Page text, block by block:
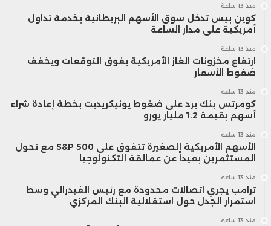
منذ 13 ساعة
كوين بيس تدخل سوق الأسهم البريطانية بخدمة تداول
أمريكية على مدار الساعة
منذ 13 ساعة
ارتفاع مخزونات الغاز الأمريكية يفوق التوقعات ويخفف
ضغوط الأسعار
منذ 13 ساعة
كومرتس بنك يرد على ضغوط يونيكريديت بخطة إعادة شراء
أسهم بقيمة 1.2 مليار يورو
منذ 13 ساعة
الأسهم الأمريكية الصغيرة تتفوق على S&P 500 مع تحول
المستثمرين بعيداً عن عمالقة التكنولوجيا
منذ 13 ساعة
ترامب يجري اتصالات محدودة مع رئيس الفيدرالي وسط
استمرار الجدل حول استقلالية البنك المركزي
منذ 13 ساعة